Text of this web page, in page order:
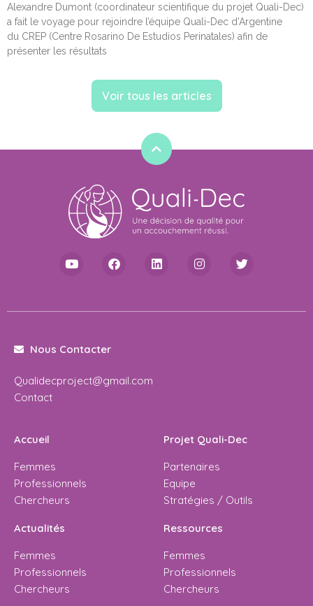
Alexandre Dumont (coordinateur scientifique du projet Quali-Dec)
a fait le voyage pour rejoindre l’équipe Quali-Dec d’Argentine
du CREP (Centre Rosarino De Estudios Perinatales) afin de
présenter les résultats
Voir tous les articles
Nous Contacter
Qualidecproject@gmail.com
Contact
Accueil
Femmes
Professionnels
Chercheurs
Projet Quali-Dec
Partenaires
Equipe
Stratégies / Outils
Actualités
Femmes
Professionnels
Chercheurs
Ressources
Femmes
Professionnels
Chercheurs